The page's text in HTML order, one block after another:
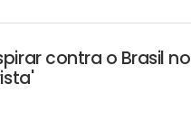
contra o Brasil